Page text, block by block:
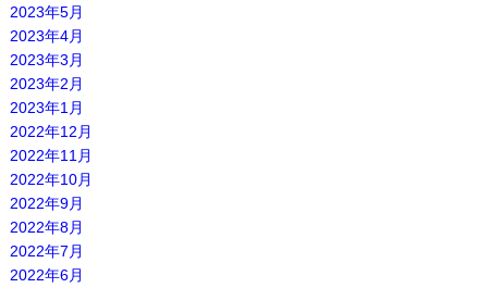
2023年5月
2023年4月
2023年3月
2023年2月
2023年1月
2022年12月
2022年11月
2022年10月
2022年9月
2022年8月
2022年7月
2022年6月